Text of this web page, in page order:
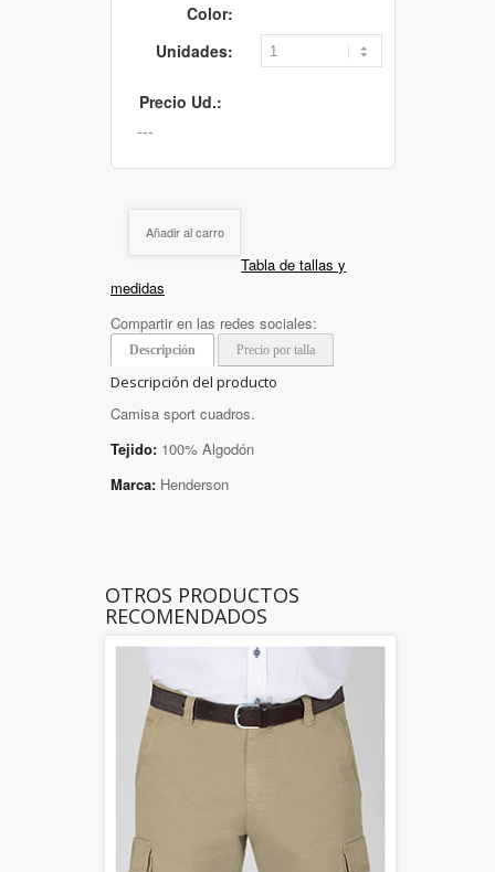
Color:
Unidades:
Precio Ud.:
Añadir al carro
Tabla de tallas y
medidas
Compartir en las redes sociales:
Descripción Precio por talla
Descripción del producto
Camisa sport cuadros.
Tejido: 100% Algodón
Marca: Henderson
OTROS PRODUCTOS
RECOMENDADOS